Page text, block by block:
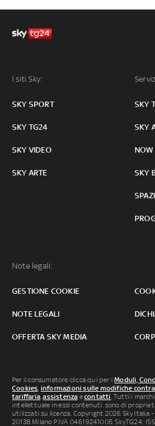
I siti Sky:
SKY SPORT
SKY TG24
SKY VIDEO
SKY ARTE
SKY
SKY
NOW
SKY
Note legali:
GESTIONE COOKIE
NOTE LEGALI
OFFERTA SKY MEDIA
Per il consumatore clicca qui per iModuli,
Cookies, informazioni sulle modifiche
tariffaria,assistenza econtatti. Tutti i
intellettuale in essi contenuti, sono di
utilizzati su licenza. Copyright 2026 Sky Italia -
20138 Milano P.IVA 04619241005. SkyTG24: